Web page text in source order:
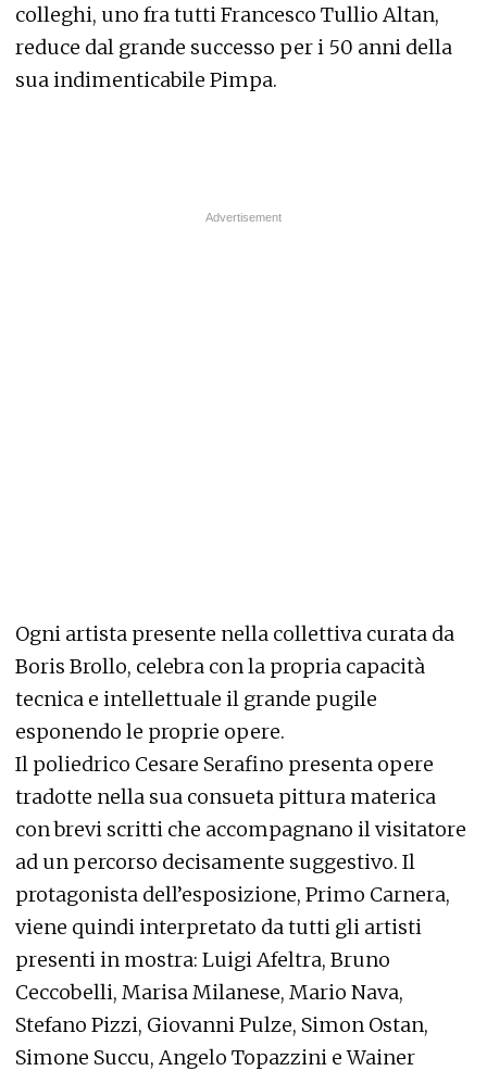
colleghi, uno fra tutti Francesco Tullio Altan,
reduce dal grande successo per i 50 anni della
sua indimenticabile Pimpa.
Ogni artista presente nella collettiva curata da
Boris Brollo, celebra con la propria capacità
tecnica e intellettuale il grande pugile
esponendo le proprie opere.
Il poliedrico Cesare Serafino presenta opere
tradotte nella sua consueta pittura materica
con brevi scritti che accompagnano il visitatore
ad un percorso decisamente suggestivo. Il
protagonista dell’esposizione, Primo Carnera,
viene quindi interpretato da tutti gli artisti
presenti in mostra: Luigi Afeltra, Bruno
Ceccobelli, Marisa Milanese, Mario Nava,
Stefano Pizzi, Giovanni Pulze, Simon Ostan,
Simone Succu, Angelo Topazzini e Wainer